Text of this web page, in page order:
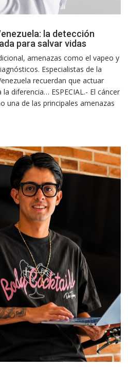
la detección
para salvar vidas
amenazas como el vapeo y
Especialistas de la
recuerdan que actuar
diferencia… ESPECIAL.- El cáncer
una de las principales amenazas